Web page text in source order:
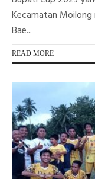
Kecamatan Moilong
Bae...
READ MORE